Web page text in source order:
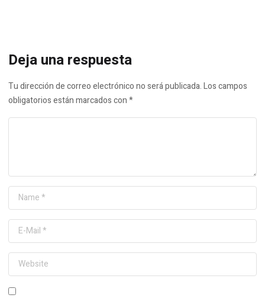
Deja una respuesta
Tu dirección de correo electrónico no será publicada.Los campos
obligatorios están marcados con*